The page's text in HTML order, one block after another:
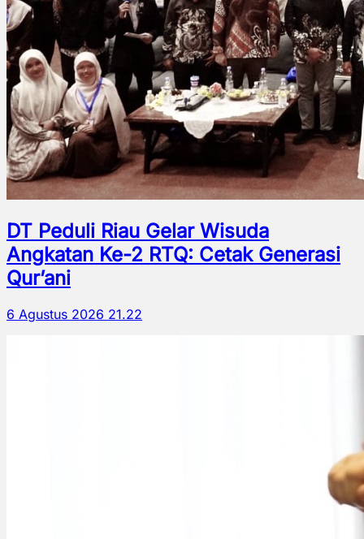
DT Peduli Riau Gelar Wisuda
Angkatan Ke-2 RTQ: Cetak Generasi
Qur’ani
6 Agustus 2026 21.22